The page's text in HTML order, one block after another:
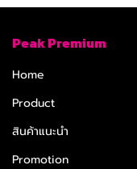
Peak Premium
Home
Product
สินค้าแนะนำ
Promotion